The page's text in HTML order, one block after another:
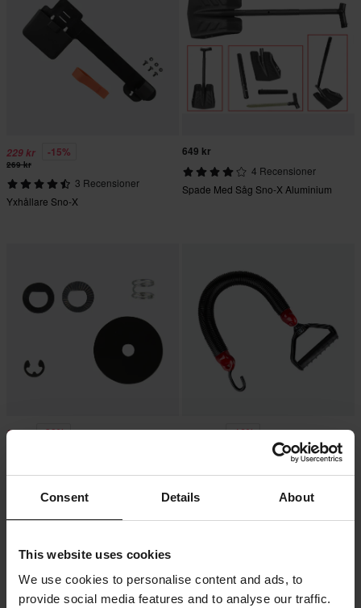
Consent Details About
This website uses cookies
We use cookies to personalise content and ads, to
provide social media features and to analyse our traffic.
229 kr -15%
269 kr
3 Recensioner
Yxhållare Sno-X
649 kr
4 Recensioner
Spade Med Såg Sno-X Aluminium
39 kr -20% 1 549 kr -16%
Draglina Snobunje Sno-X